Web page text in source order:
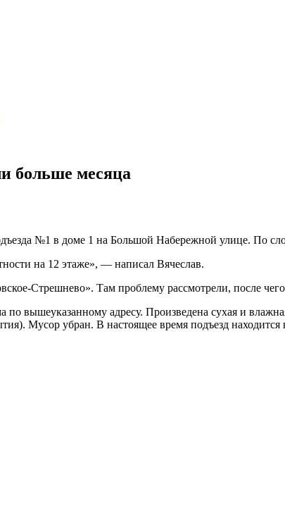
больше месяца
№1 в доме 1 на Большой Набережной улице. По
на 12 этаже», — написал Вячеслав.
Стрешнево». Там проблему рассмотрели, после
вышеуказанному адресу. Произведена сухая и
Мусор убран. В настоящее время подъезд